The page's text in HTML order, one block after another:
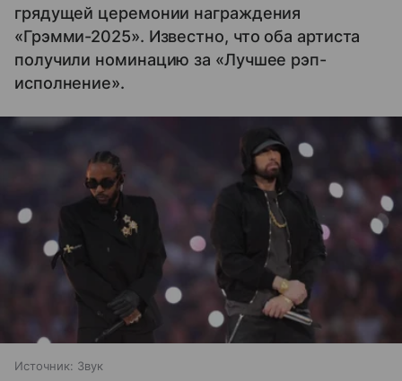
грядущей церемонии награждения
«Грэмми-2025». Известно, что оба артиста
получили номинацию за «Лучшее рэп-
исполнение».
Источник: Звук